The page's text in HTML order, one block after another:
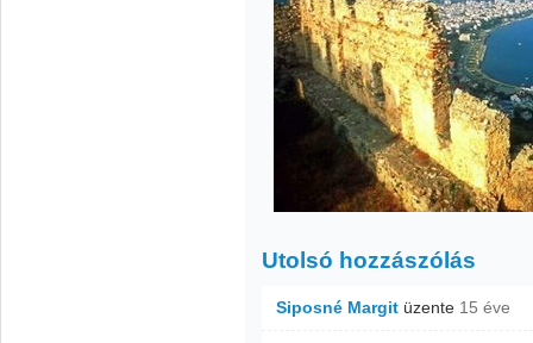
Utolsó hozzászólás
Siposné Margit üzente 15 éve